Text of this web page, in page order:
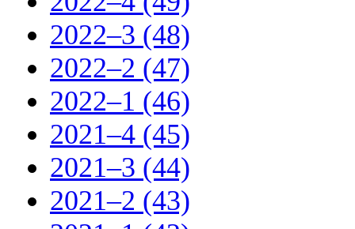
2022–3 (48)
2022–2 (47)
2022–1 (46)
2021–4 (45)
2021–3 (44)
2021–2 (43)